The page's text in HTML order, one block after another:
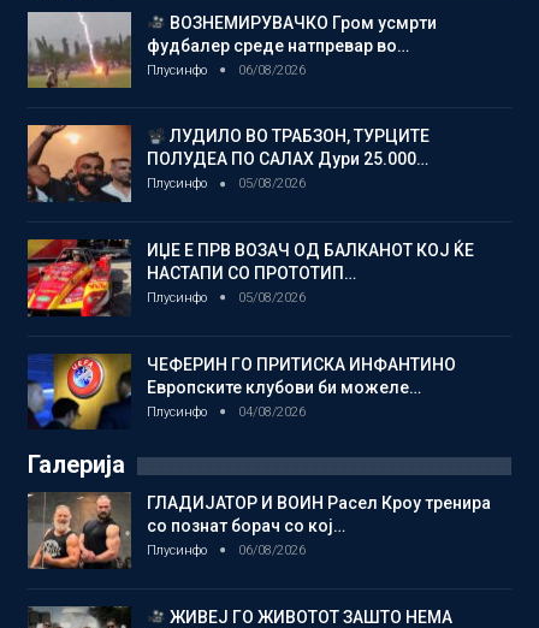
ВОЗНЕМИРУВАЧКО Гром усмрти
фудбалер среде натпревар во…
Плусинфо 06/08/2026
ЛУДИЛО ВО ТРАБЗОН, ТУРЦИТЕ
ПОЛУДЕА ПО САЛАХ Дури 25.000…
Плусинфо 05/08/2026
ИЏЕ Е ПРВ ВОЗАЧ ОД БАЛКАНОТ КОЈ ЌЕ
НАСТАПИ СО ПРОТОТИП…
Плусинфо 05/08/2026
ЧЕФЕРИН ГО ПРИТИСКА ИНФАНТИНО
Европските клубови би можеле…
Плусинфо 04/08/2026
Галерија
ГЛАДИЈАТОР И ВОИН Расел Кроу тренира
со познат борач со кој…
Плусинфо 06/08/2026
ЖИВЕЈ ГО ЖИВОТОТ ЗАШТО НЕМА